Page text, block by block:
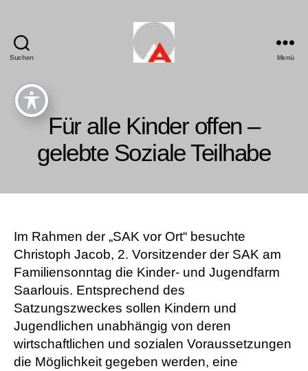
Suchen Menü
Für alle Kinder offen –
gelebte Soziale Teilhabe
Im Rahmen der „SAK vor Ort“ besuchte
Christoph Jacob, 2. Vorsitzender der SAK am
Familiensonntag die Kinder- und Jugendfarm
Saarlouis. Entsprechend des
Satzungszweckes sollen Kindern und
Jugendlichen unabhängig von deren
wirtschaftlichen und sozialen Voraussetzungen
die Möglichkeit gegeben werden, eine